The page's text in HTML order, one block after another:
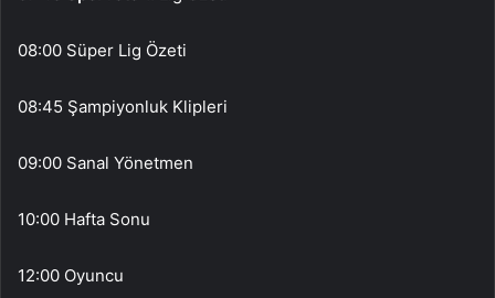
08:00 Süper Lig Özeti
08:45 Şampiyonluk Klipleri
09:00 Sanal Yönetmen
10:00 Hafta Sonu
12:00 Oyuncu